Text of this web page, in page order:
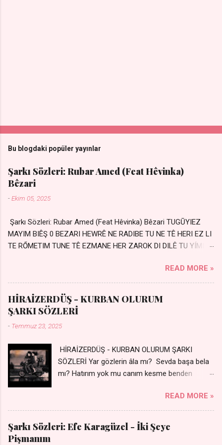
Bu blogdaki popüler yayınlar
Şarkı Sözleri: Rubar Amed (Feat Hêvinka)
Bêzari
-Ekim 05, 2025
Şarkı Sözleri: Rubar Amed (Feat Hêvinka) Bêzari TUGŪYIEZ
MAYIM BIÊŞ 0 BEZARI HEWRÊ NE RADIBE TU NE TÊ HERI EZ LI
TE RŐMETIM TUNE TÊ EZMANE HER ZAROK DI DILÊ TU YÍMIN
Silinmis yarıda. Hasretin yel gibi Eser yar içimden Bir kıza sevdalı
Yaralı adamım. Sensizlik bir hançer Geceler susmuyor Yaralı
kalbimde Bir sızı durmuyor Tu yi bihare min Ez ji payizim Li
dile şevên min Teng e nefes im Adını sayıklar Uykusuz
geceler Sensiz her sabahım Sessiz ve kederli
READ MORE »
HİRAİZERDÜŞ - KURBAN OLURUM
ŞARKI SÖZLERİ
- Temmuz 23, 2025
HİRAİZERDÜŞ - KURBAN OLURUM ŞARKI
SÖZLERİ Yar gözlerin âla mı? Sevda başa bela
mı? Hatırım yok mu canım kesme benden
dünyayı durdururum Ben sana yoldaş olurum
kurban olurum.. - Sen gülümse bi yol bulurum
Yaslanırsan dağ olurum Ben sana sevda olurum
kurban olurum Can canım cananım Yar gözlerin
READ MORE »
Şarkı Sözleri: Efe Karagüzel - İki Şeye
Pişmanım